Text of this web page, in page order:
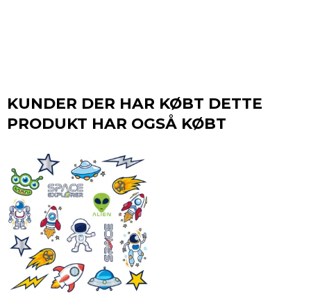
KUNDER DER HAR KØBT DETTE
PRODUKT HAR OGSÅ KØBT